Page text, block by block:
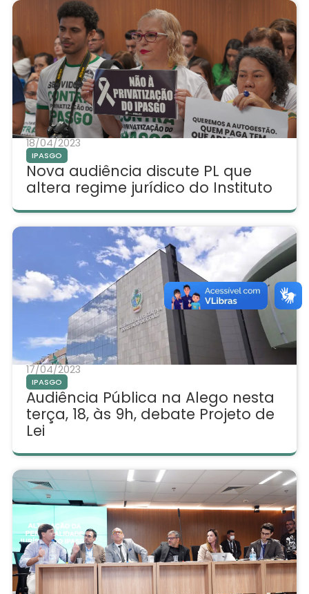
18/04/2023
IPASGO
Nova audiência discute PL que
altera regime jurídico do Instituto
17/04/2023
IPASGO
Audiência Pública na Alego nesta
terça, 18, às 9h, debate Projeto de
Lei